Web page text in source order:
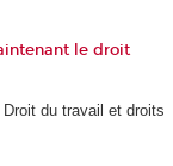
le droit
du travail et droits